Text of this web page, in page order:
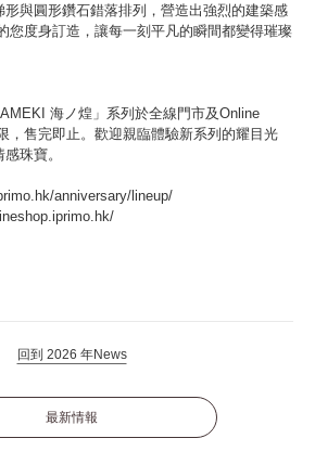
與圓形鑽石錯落排列，營造出強烈的建築感
您度身訂造，讓每一刻平凡的瞬間都變得璀璨
海ノ煌」系列於全線門市及Online
，售完即止。歡迎親臨體驗新系列的耀目光
珠寶。
anniversary/lineup/
回到 2026 年News
最新情報